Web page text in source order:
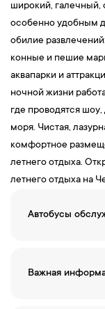
широкий, галечный,
особенно удобным
обилие
конные и пешие
аквапарки и
ночной жизни
где проводятся
моря. Чистая,
комфортное
летнего отдыха.
летнего отдыха на
Автобусы
Важная